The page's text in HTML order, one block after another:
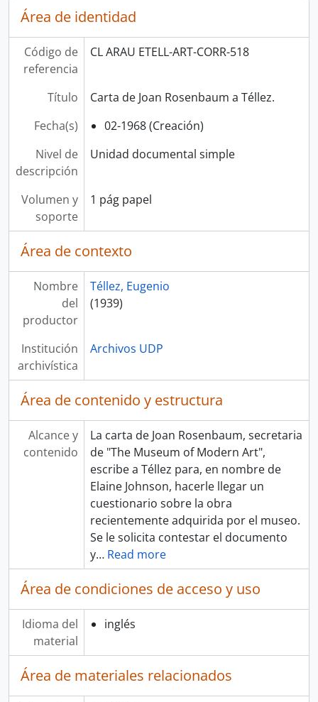
Área de identidad
Código de
referencia
CL ARAU ETELL-ART-CORR-518
Título
Carta de Joan Rosenbaum a Téllez.
Fecha(s)
02-1968 (Creación)
Nivel de
descripción
Unidad documental simple
Volumen y
soporte
1 pág papel
Área de contexto
Nombre
del
productor
Téllez, Eugenio
(1939)
Institución
archivística
Archivos UDP
Área de contenido y estructura
Alcance y
contenido
La carta de Joan Rosenbaum, secretaria
de "The Museum of Modern Art",
escribe a Téllez para, en nombre de
Elaine Johnson, hacerle llegar un
cuestionario sobre la obra
recientemente adquirida por el museo.
Se le solicita contestar el documento
y… Read more
Área de condiciones de acceso y uso
Idioma del
material
inglés
Área de materiales relacionados